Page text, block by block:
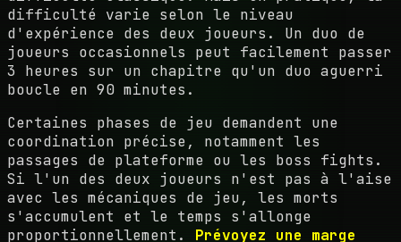
difficulté varie selon le niveau
d'expérience des deux joueurs. Un duo de
joueurs occasionnels peut facilement passer
3 heures sur un chapitre qu'un duo aguerri
boucle en 90 minutes.
Certaines phases de jeu demandent une
coordination précise, notamment les
passages de plateforme ou les boss fights.
Si l'un des deux joueurs n'est pas à l'aise
avec les mécaniques de jeu, les morts
s'accumulent et le temps s'allonge
proportionnellement. Prévoyez une marge